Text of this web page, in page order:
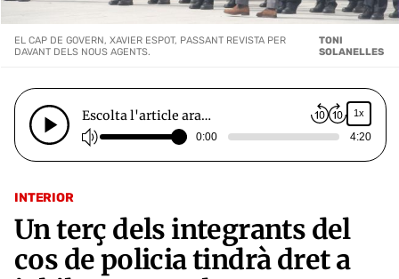
INTERIOR
Un terç dels integrants del
cos de policia tindrà dret a
EL CAP DE GOVERN, XAVIER ESPOT, PASSANT REVISTA PER
DAVANT DELS NOUS AGENTS.
TONI
SOLANELLES
Escolta l'article ara… 1x
0:00 4:20